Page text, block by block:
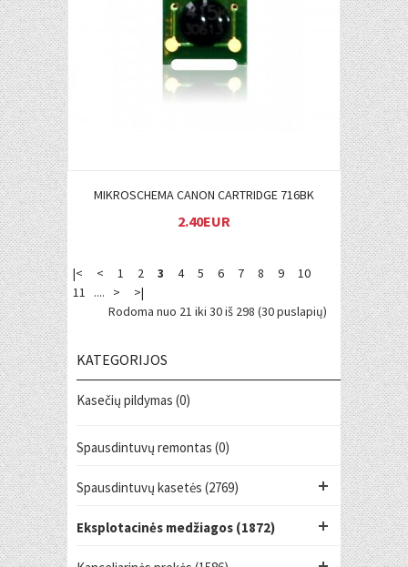
Į KREPŠELĮ
MIKROSCHEMA CANON CARTRIDGE 716BK
2.40EUR
|< < 1 2 3 4 5 6 7 8 9
10
11
.... >
>|
Rodoma nuo 21 iki 30 iš 298 (30 puslapių)
KATEGORIJOS
Kasečių pildymas (0)
Spausdintuvų remontas (0)
Spausdintuvų kasetės (2769)
Eksplotacinės medžiagos (1872)